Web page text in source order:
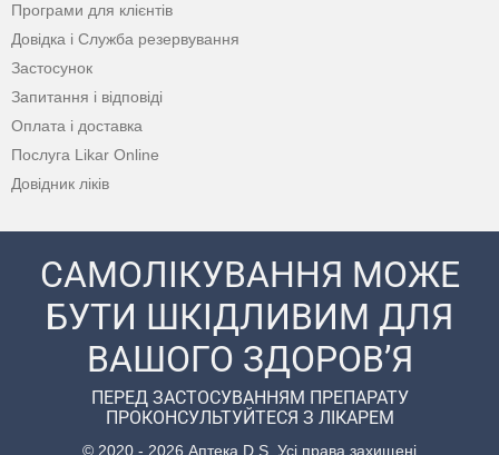
Програми для клієнтів
Довідка і Служба резервування
Застосунок
Запитання і відповіді
Оплата і доставка
Послуга Likar Online
Довідник ліків
САМОЛІКУВАННЯ МОЖЕ
БУТИ ШКІДЛИВИМ ДЛЯ
ВАШОГО ЗДОРОВ’Я
ПЕРЕД ЗАСТОСУВАННЯМ ПРЕПАРАТУ
ПРОКОНСУЛЬТУЙТЕСЯ З ЛІКАРЕМ
© 2020 - 2026 Аптека D.S. Усі права захищені